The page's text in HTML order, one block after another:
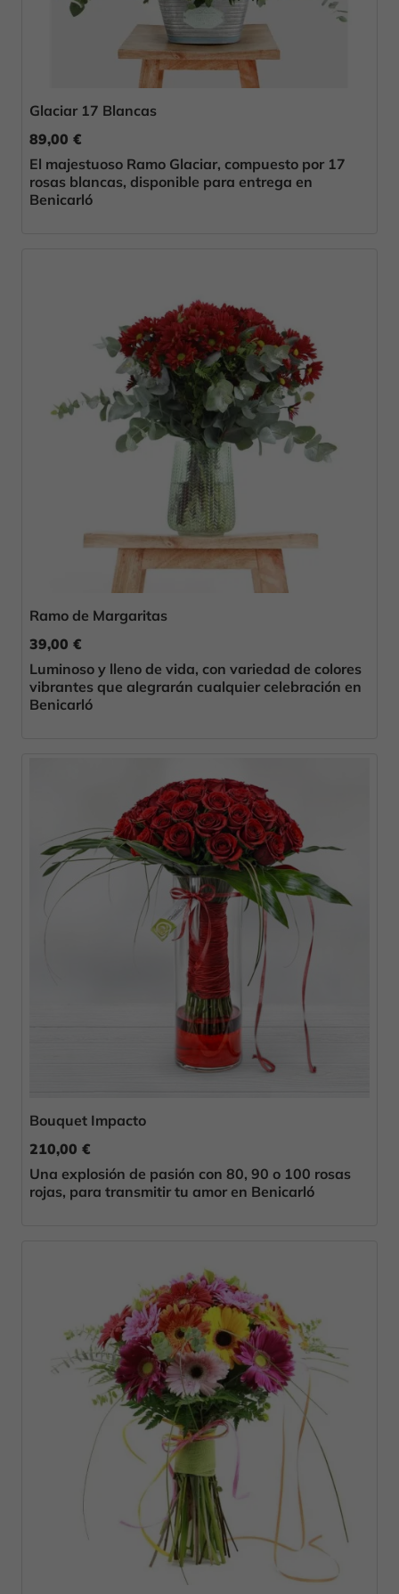
Glaciar 17 Blancas
89,00 €
El majestuoso Ramo Glaciar, compuesto por 17
rosas blancas, disponible para entrega en
Benicarló
Ramo de Margaritas
39,00 €
Luminoso y lleno de vida, con variedad de colores
vibrantes que alegrarán cualquier celebración en
Benicarló
Bouquet Impacto
210,00 €
Una explosión de pasión con 80, 90 o 100 rosas
rojas, para transmitir tu amor en Benicarló